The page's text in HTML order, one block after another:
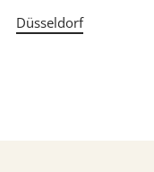
Düsseldorf